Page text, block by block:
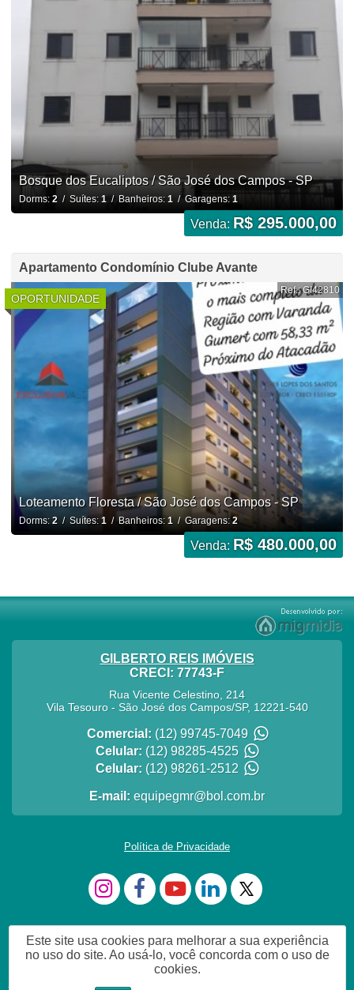
Bosque dos Eucaliptos / São José dos Campos - SP
Dorms: 2/ Suítes: 1/ Banheiros: 1/ Garagens: 1
Venda: R$ 295.000,00
Apartamento Condomínio Clube Avante
OPORTUNIDADE
Ref.: GI42810
Loteamento Floresta / São José dos Campos - SP
Dorms: 2/ Suítes: 1 / Banheiros: 1 / Garagens: 2
Venda: R$ 480.000,00
estou dísponível em whatsApp
GILBERTO REIS IMÓVEIS
CRECI: 77743-F
Rua Vicente Celestino, 214
Vila Tesouro- São José dos Campos/SP, 12221-540
Comercial: (12) 99745-7049
Celular: (12) 98285-4525
Celular: (12) 98261-2512
E-mail: equipegmr@bol.com.br
Política de Privacidade
Este site usa cookies para melhorar a sua experiência
no uso do site. Ao usá-lo, você concorda com o uso de
cookies.